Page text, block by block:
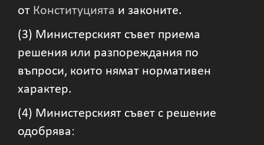
от Конституцията и законите.
(3) Министерският съвет приема
решения или разпореждания по
въпроси, които нямат нормативен
характер.
(4) Министерският съвет с решение
одобрява: